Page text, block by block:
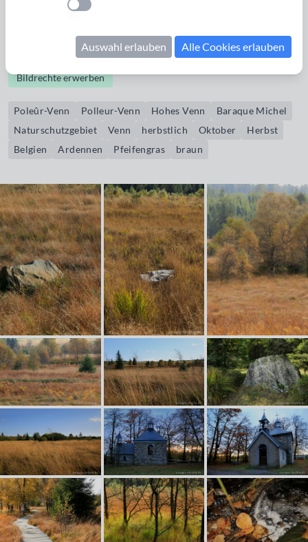
eine massive Aufforstung mit Fichten. Inzwischen wird ein
Wasser- und Bodenschutz und auch der Erholung gewidmet.
Bildrechte erwerben
Poleûr-Venn Polleur-Venn Hohes Venn
Baraque Michel
Naturschutzgebiet
Venn herbstlich Oktober
Herbst
Belgien
Ardennen Pfeifengras braun
Einstellung anwenden
Auswahl erlauben Alle Cookies erlauben